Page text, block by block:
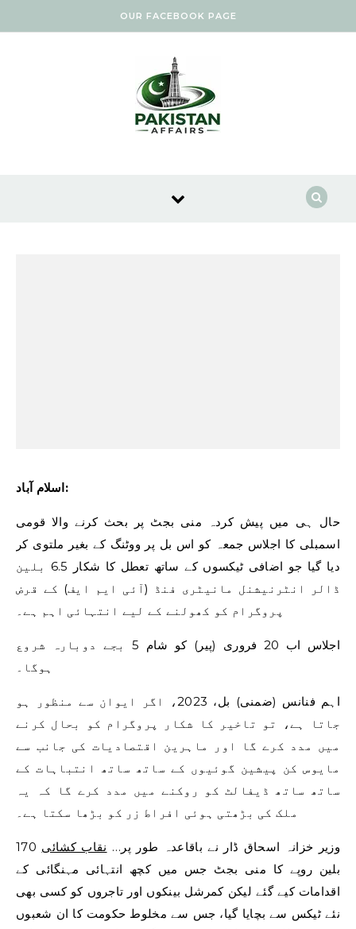
OUR FACEBOOK PAGE
اسلام آباد:
حال ہی میں پیش کردہ منی بجٹ پر بحث کرنے والا قومی
اسمبلی کا اجلاس جمعہ کو اس بل پر ووٹنگ کے بغیر ملتوی کر
دیا گیا جو اضافی ٹیکسوں کے ساتھ تعطل کا شکار 6.5 بلین
ڈالر انٹرنیشنل مانیٹری فنڈ (آئی ایم ایف) کے قرض
پروگرام کو کھولنے کے لیے انتہائی اہم ہے۔
اجلاس اب 20 فروری (پیر) کو شام 5 بجے دوبارہ شروع
ہوگا۔
اہم فنانس (ضمنی) بل، 2023، اگر ایوان سے منظور ہو
جاتا ہے، تو تاخیر کا شکار پروگرام کو بحال کرنے
میں مدد کرے گا اور ماہرین اقتصادیات کی جانب سے
مایوس کن پیشین گوئیوں کے ساتھ ساتھ انتباہات کے
ساتھ ساتھ ڈیفالٹ کو روکنے میں مدد کرے گا کہ یہ
ملک کی بڑھتی ہوئی افراط زر کو بڑھا سکتا ہے۔
وزیر خزانہ اسحاق ڈار نے باقاعدہ طور پر… نقاب کشائی 170
بلین روپے کا منی بجٹ جس میں کچھ انتہائی مہنگائی کے
اقدامات کیے گئے لیکن کمرشل بینکوں اور تاجروں کو کسی بھی
نئے ٹیکس سے بچایا گیا، جس سے مخلوط حکومت کا ان شعبوں